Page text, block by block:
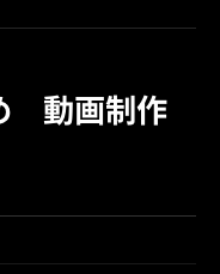
動画制作